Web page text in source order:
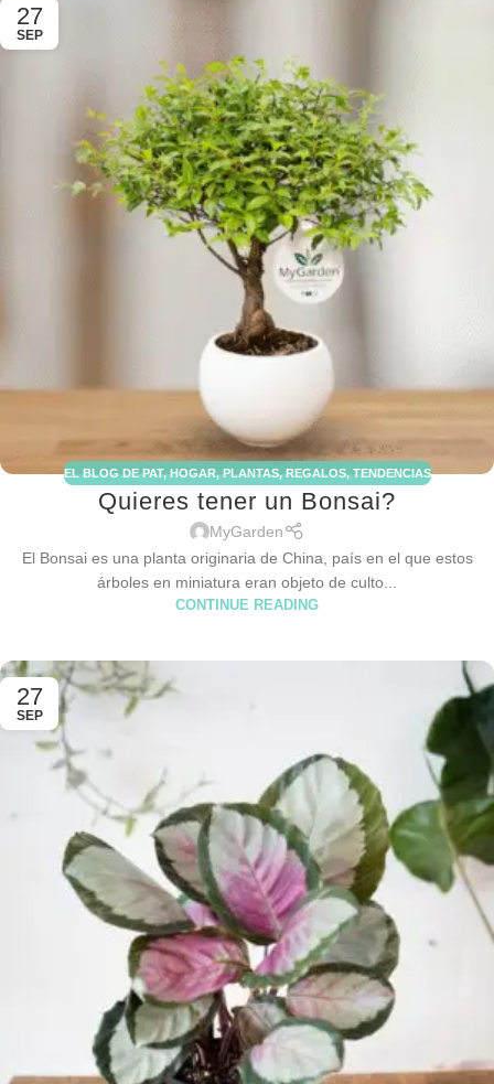
27
SEP
EL BLOG DE PAT,HOGAR,PLANTAS,REGALOS, TENDENCIAS
Quieres tener un Bonsai?
MyGarden
El Bonsai es una planta originaria de China, país en el que estos
árboles en miniatura eran objeto de culto...
CONTINUE READING
27
SEP